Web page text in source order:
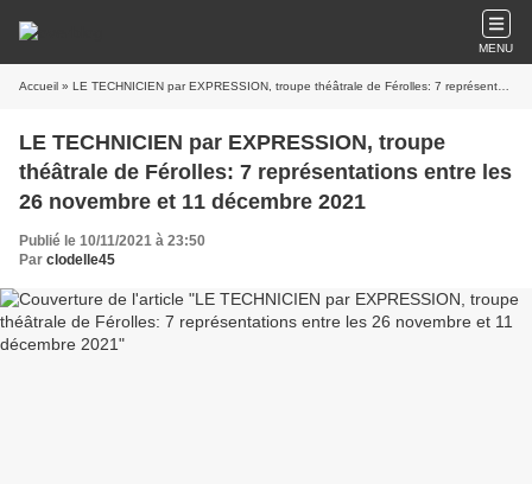
MENU
Accueil » LE TECHNICIEN par EXPRESSION, troupe théâtrale de Férolles: 7 représentations entre les 26 novembre et 11 décembre 2021
LE TECHNICIEN par EXPRESSION, troupe
théâtrale de Férolles: 7 représentations entre les
26 novembre et 11 décembre 2021
Publié le 10/11/2021 à 23:50
Par clodelle45